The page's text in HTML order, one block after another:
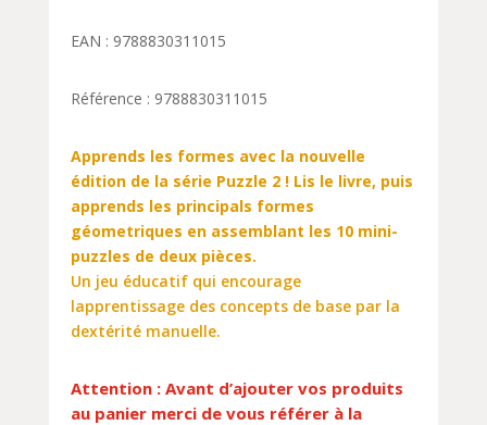
EAN : 9788830311015
Référence : 9788830311015
Apprends les formes avec la nouvelle
édition de la série Puzzle 2 ! Lis le livre, puis
apprends les principals formes
géometriques en assemblant les 10 mini-
puzzles de deux pièces.
Un jeu éducatif qui encourage
lapprentissage des concepts de base par la
dextérité manuelle.
Attention : Avant d’ajouter vos produits
au panier merci de vous référer à la